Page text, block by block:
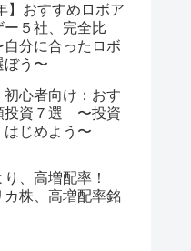
】おすすめロボア
ー５社、完全比
自分に合ったロボ
ぼう〜
初心者向け：おす
投資７選 〜投資
はじめよう〜
、高増配率！
カ株、高増配率銘